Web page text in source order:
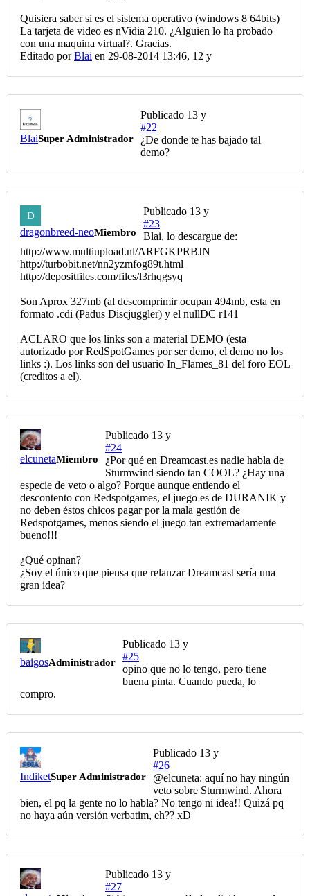
Quisiera saber si es el sistema operativo (windows 8 64bits)
La tarjeta de video es nVidia 210. ¿Alguien lo ha probado
con una maquina virtual?. Gracias.
Editado porBlai en 29-08-2014 13:46, 12 y
BlaiSuper Administrador
Publicado 13 y
#22
¿De donde te has bajado tal
demo?
D
dragonbreed-neoMiembro
Publicado 13 y
#23
Blai, lo descargue de:
http://www.multiupload.nl/ARFGKPRBJN
http://turbobit.net/nn2yzmfog89t.html
http://depositfiles.com/files/l3rhqgsyq
Son Aprox 327mb (al descomprimir ocupan 494mb, esta en
formato .cdi (Padus Discjuggler) y el nullDC r141
ACLARO que los links son a material DEMO (esta
autorizado por RedSpotGames por ser demo, el demo no los
links :). Los links son del usuario In_Flames_81 del foro EOL
(creditos a el).
elcunetaMiembro
Publicado 13 y
#24
¿Por qué en Dreamcast.es nadie habla de
Sturmwind siendo tan COOL? ¿Hay una
especie de veto o algo? Porque aunque entiendo el
descontento con Redspotgames, el juego es de DURANIK y
no deben éstos chicos pagar por la mala gestión de
Redspotgames, menos siendo el juego tan extremadamente
bueno!!!
¿Qué opinan?
¿Soy el único que piensa que relanzar Dreamcast sería una
gran idea?
baigosAdministrador
Publicado 13 y
#25
opino que no lo tengo, pero tiene
buena pinta. Cuando pueda, lo
compro.
IndiketSuper Administrador
Publicado 13 y
#26
@elcuneta: aquí no hay ningún
veto sobre Sturmwind. Ahora
bien, el pq la gente no lo habla? No tengo ni idea!! Quizá pq
no haya aún versión verbatim, eh?? xD
Publicado 13 y
#27